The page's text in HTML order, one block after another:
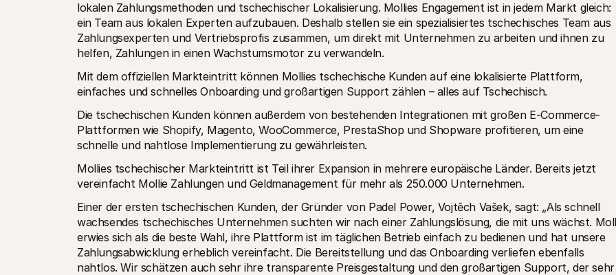
lokalen Zahlungsmethoden und tschechischer Lokalisierung. Mollies Engagement ist in jedem Markt gleich:
ein Team aus lokalen Experten aufzubauen. Deshalb stellen sie ein spezialisiertes tschechisches Team aus
Zahlungsexperten und Vertriebsprofis zusammen, um direkt mit Unternehmen zu arbeiten und ihnen zu
helfen, Zahlungen in einen Wachstumsmotor zu verwandeln.
Mit dem offiziellen Markteintritt können Mollies tschechische Kunden auf eine lokalisierte Plattform,
einfaches und schnelles Onboarding und großartigen Support zählen – alles auf Tschechisch.
Die tschechischen Kunden können außerdem von bestehenden Integrationen mit großen E-Commerce-
Plattformen wie Shopify, Magento, WooCommerce, PrestaShop und Shopware profitieren, um eine
schnelle und nahtlose Implementierung zu gewährleisten.
Mollies tschechischer Markteintritt ist Teil ihrer Expansion in mehrere europäische Länder. Bereits jetzt
vereinfacht Mollie Zahlungen und Geldmanagement für mehr als 250.000 Unternehmen.
Einer der ersten tschechischen Kunden, der Gründer von Padel Power, Vojtěch Vašek, sagt: „Als schnell
wachsendes tschechisches Unternehmen suchten wir nach einer Zahlungslösung, die mit uns wächst.
erwies sich als die beste Wahl, ihre Plattform ist im täglichen Betrieb einfach zu bedienen und hat unsere
Zahlungsabwicklung erheblich vereinfacht. Die Bereitstellung und das Onboarding verliefen ebenfalls
nahtlos. Wir schätzen auch sehr ihre transparente Preisgestaltung und den großartigen Support, der sehr